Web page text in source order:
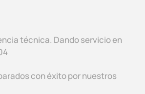
técnica. Dando servicio en
con éxito por nuestros